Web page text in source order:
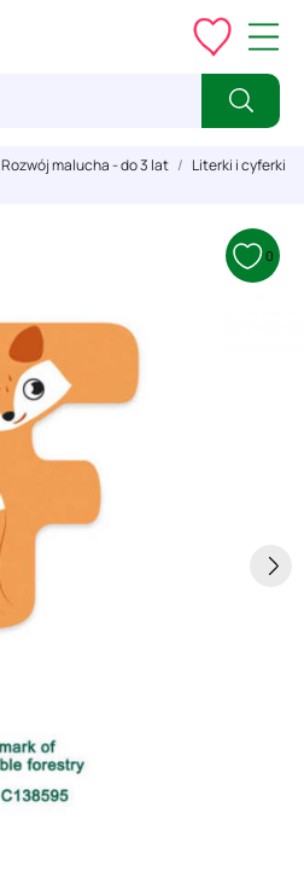
Rozwój malucha - do 3 lat
Literki i cyferki
0